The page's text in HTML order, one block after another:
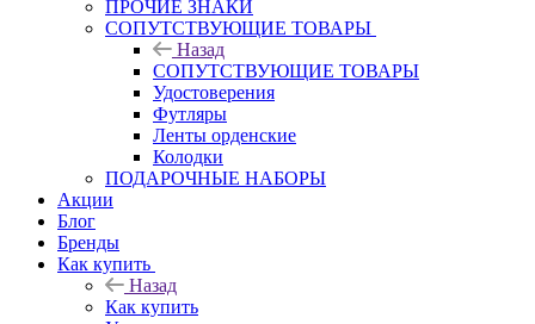
ПРОЧИЕ ЗНАКИ
СОПУТСТВУЮЩИЕ ТОВАРЫ
Назад
СОПУТСТВУЮЩИЕ ТОВАРЫ
Удостоверения
Футляры
Ленты орденские
Колодки
ПОДАРОЧНЫЕ НАБОРЫ
Акции
Блог
Бренды
Как купить
Назад
Как купить